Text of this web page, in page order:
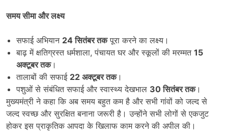
समय सीमा और लक्ष्य
सफाई अभियान 24सितंबर तकपूरा करने का लक्ष्य।
बाढ़ में क्षतिग्रस्त धर्मशाला, पंचायत घर और स्कूलों की मरम्मत 15
अक्टूबर तक।
तालाबों की सफाई 22 अक्टूबर तक।
पशुओं से संबंधित सफाई और स्वास्थ्य देखभाल 30सितंबर तक।
मुख्यमंत्री ने कहा कि अब समय बहुत कम है और सभी गांवों को जल्द से
जल्द स्वच्छ और सुरक्षित बनाना जरूरी है। उन्होंने सभी लोगों से एकजुट
होकर इस प्राकृतिक आपदा के खिलाफ काम करने की अपील की।